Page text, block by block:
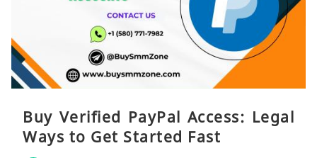
Buy Verified PayPal Access: Legal
Ways to Get Started Fast